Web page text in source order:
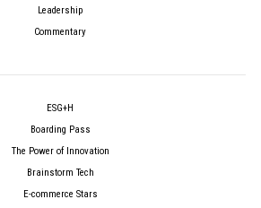
Leadership
Commentary
ESG+H
Boarding Pass
The Power of Innovation
Brainstorm Tech
E-commerce Stars